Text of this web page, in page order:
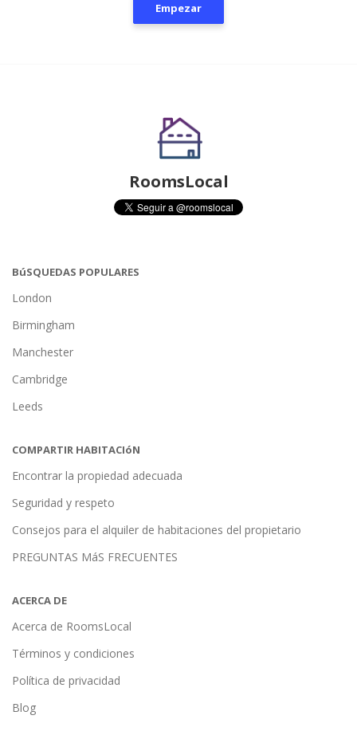
Empezar
RoomsLocal
BúSQUEDAS POPULARES
London
Birmingham
Manchester
Cambridge
Leeds
COMPARTIR HABITACIóN
Encontrar la propiedad adecuada
Seguridad y respeto
Consejos para el alquiler de habitaciones del propietario
PREGUNTAS MáS FRECUENTES
ACERCA DE
Acerca de RoomsLocal
Términos y condiciones
Política de privacidad
Blog